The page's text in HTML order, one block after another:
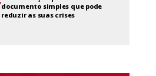
documento simples que pode
reduzir as suas crises